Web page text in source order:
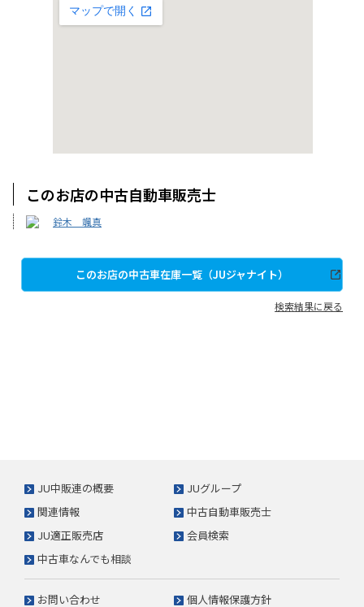
このお店の中古自動車販売士
鈴木 颯真
このお店の中古車在庫一覧（JUジャナイト）
検索結果に戻る
JU中販連の概要
JUグループ
関連情報
中古自動車販売士
JU適正販売店
会員検索
中古車なんでも相談
お問い合わせ 個人情報保護方針